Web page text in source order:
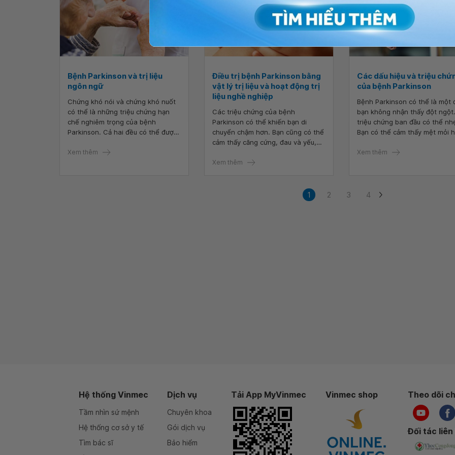
Bệnh Parkinson và trị liệu
ngôn ngữ
Chứng khó nói và chứng khó nuốt
có thể là những triệu chứng hạn
chế nghiêm trọng của bệnh
Parkinson. Cả hai đều có thể được
chuyên khoa ngôn ngữ hoặc nhà trị
Xem thêm
Điều trị bệnh Parkinson bằng
vật lý trị liệu và hoạt động trị
liệu nghề nghiệp
Các triệu chứng của bệnh
Parkinson có thể khiến bạn di
chuyển chậm hơn. Bạn cũng có thể
cảm thấy căng cứng, đau và yếu,
trị bệnh Parkinson bằng phương
Xem thêm
Các dấu hiệu và triệu
của bệnh Parkinson
Bệnh Parkinson có thể là một
bạn không nhận thấy đột
triệu chứng ban đầu có thể
Bạn có thể cảm thấy mệt mỏi
hoặc các bộ phận khác trên cơ
Xem thêm
1 2 3 4
Hệ thống Vinmec
Tầm nhìn sứ mệnh
Hệ thống cơ sở y tế
Tìm bác sĩ
Dịch vụ
Chuyên khoa
Gói dịch vụ
Bảo hiểm
Tải App MyVinmec Vinmec shop Theo dõi
Đối tác liên